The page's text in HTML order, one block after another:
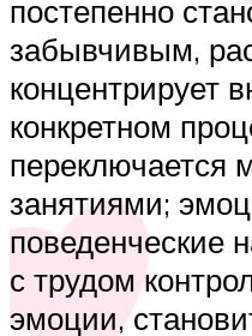
постепенно
забывчивым,
концентрирует
конкретном
переключается
занятиями;
поведенческие
с трудом
эмоции,